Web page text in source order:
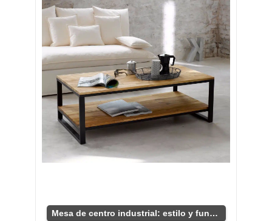
Mesa de centro industrial: estilo y funcionalidad